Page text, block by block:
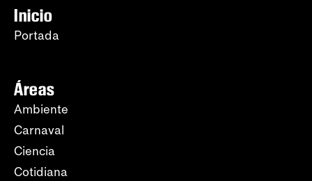
Inicio
Portada
Áreas
Ambiente
Carnaval
Ciencia
Cotidiana